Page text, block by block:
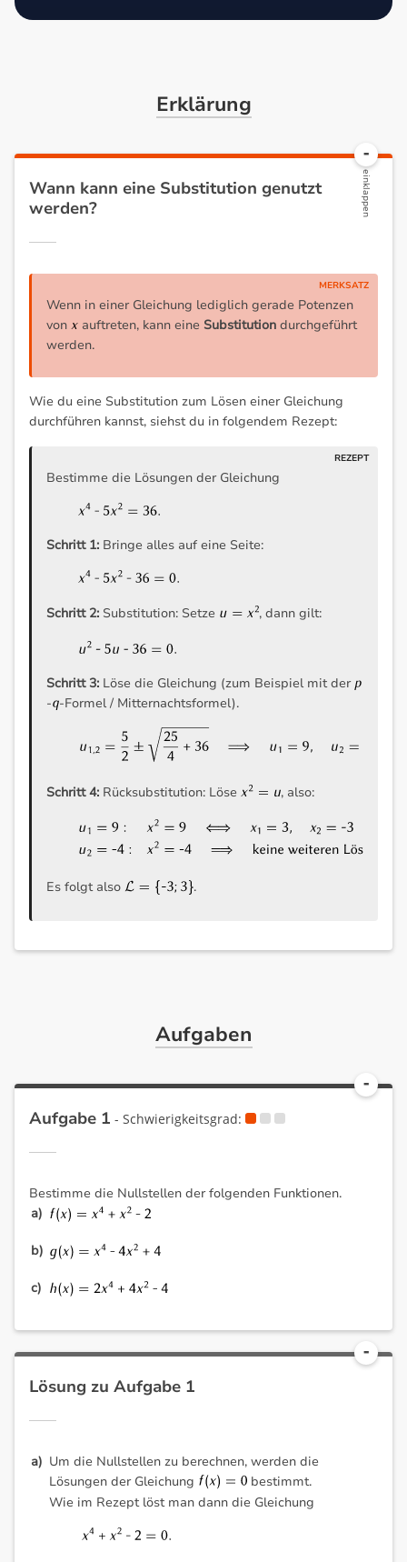
Erklärung
Wann kann eine Substitution genutzt
werden?
Wenn in einer Gleichung lediglich gerade Potenzen
von
auftreten, kann eine Substitution durchgeführt
werden.
Wie du eine Substitution zum Lösen einer Gleichung
durchführen kannst, siehst du in folgendem Rezept:
Bestimme die Lösungen der Gleichung
Schritt 1: Bringe alles auf eine Seite:
Schritt 2: Substitution: Setze , dann gilt:
Schritt 3: Löse die Gleichung (zum Beispiel mit der
- -Formel / Mitternachtsformel).
Schritt 4: Rücksubstitution: Löse , also:
Es folgt also .
Aufgaben
Aufgabe 1 - Schwierigkeitsgrad:
Bestimme die Nullstellen der folgenden Funktionen.
Lösung zu Aufgabe 1
Um die Nullstellen zu berechnen, werden die
Lösungen der Gleichung
bestimmt.
Wie im Rezept löst man dann die Gleichung